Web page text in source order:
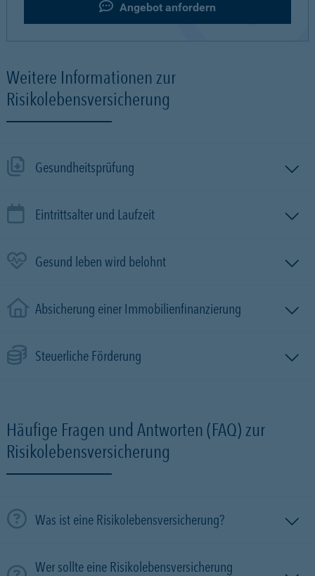
Angebot anfordern
Weitere Informationen zur
Risikolebensversicherung
Gesundheitsprüfung
Eintrittsalter und Laufzeit
Gesund leben wird belohnt
Absicherung einer Immobilien­finanzierung
Steuerliche Förderung
Häufige Fragen und Antworten (FAQ) zur
Risikolebensversicherung
Was ist eine Risikolebensversicherung?
Wer sollte eine Risikolebensversicherung